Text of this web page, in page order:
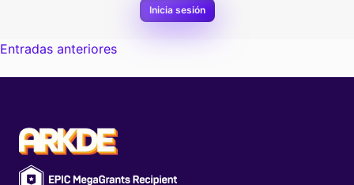
Inicia sesión
Navegación
de
Entradas anteriores